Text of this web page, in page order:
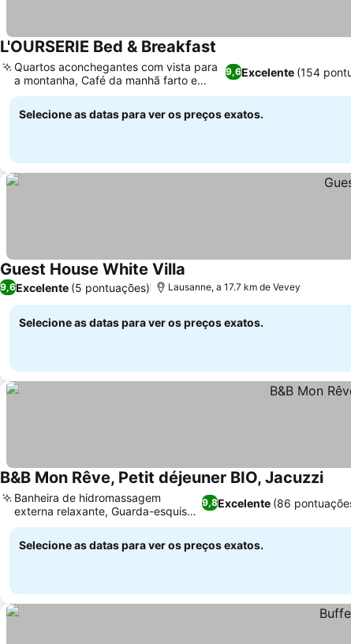
L'OURSERIE Bed & Breakfast
9,6Excelente (154
Quartos aconchegantes com vista para
a montanha, Café da manhã farto e
delicioso
Selecione as datas para ver os preços exatos.
Guest House White Villa
9,6Excelente (5 pontuações) Lausanne, a 17.7 km de Vevey
Selecione as datas para ver os preços exatos.
B&B Mon Rêve, Petit déjeuner BIO, Jacuzzi
9,8Excelente (86
Banheira de hidromassagem
externa relaxante, Guarda-esquis
prático
Selecione as datas para ver os preços exatos.